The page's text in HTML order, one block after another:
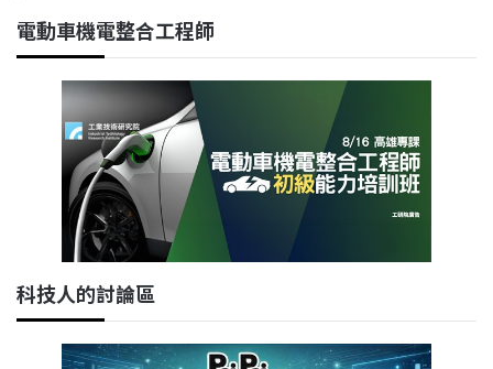
電動車機電整合工程師
科技人的討論區